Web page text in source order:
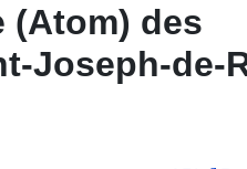
(Atom) des
Joseph-de-